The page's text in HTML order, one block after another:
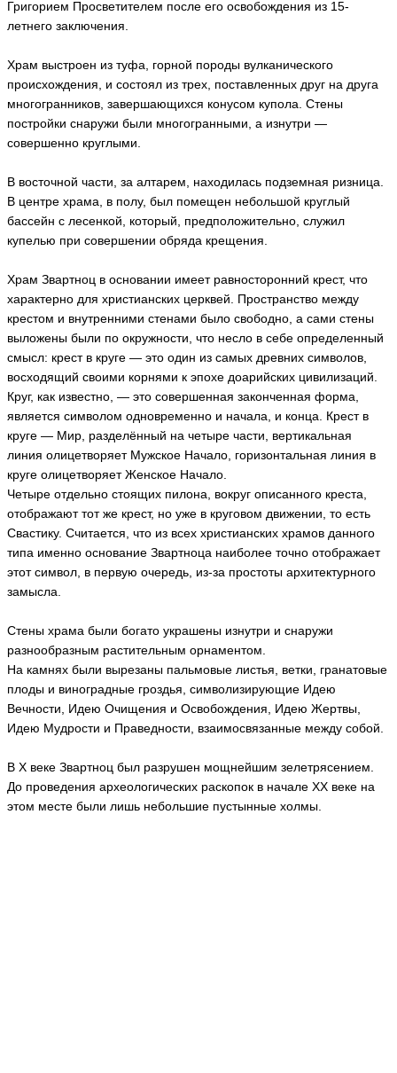
Григорием Просветителем после его освобождения из 15-
летнего заключения.
Храм выстроен из туфа, горной породы вулканического
происхождения, и состоял из трех, поставленных друг на друга
многогранников, завершающихся конусом купола. Стены
постройки снаружи были многогранными, а изнутри —
совершенно круглыми.
В восточной части, за алтарем, находилась подземная ризница.
В центре храма, в полу, был помещен небольшой круглый
бассейн с лесенкой, который, предположительно, служил
купелью при совершении обряда крещения.
Храм Звартноц в основании имеет равносторонний крест, что
характерно для христианских церквей. Пространство между
крестом и внутренними стенами было свободно, а сами стены
выложены были по окружности, что несло в себе определенный
смысл: крест в круге — это один из самых древних символов,
восходящий своими корнями к эпохе доарийских цивилизаций.
Круг, как известно, — это совершенная законченная форма,
является символом одновременно и начала, и конца. Крест в
круге — Мир, разделённый на четыре части, вертикальная
линия олицетворяет Мужское Начало, горизонтальная линия в
круге олицетворяет Женское Начало.
Четыре отдельно стоящих пилона, вокруг описанного креста,
отображают тот же крест, но уже в круговом движении, то есть
Свастику. Считается, что из всех христианских храмов данного
типа именно основание Звартноца наиболее точно отображает
этот символ, в первую очередь, из-за простоты архитектурного
замысла.
Стены храма были богато украшены изнутри и снаружи
разнообразным растительным орнаментом.
На камнях были вырезаны пальмовые листья, ветки, гранатовые
плоды и виноградные гроздья, символизирующие Идею
Вечности, Идею Очищения и Освобождения, Идею Жертвы,
Идею Мудрости и Праведности, взаимосвязанные между собой.
В Х веке Звартноц был разрушен мощнейшим зелетрясением.
До проведения археологических раскопок в начале ХХ веке на
этом месте были лишь небольшие пустынные холмы.